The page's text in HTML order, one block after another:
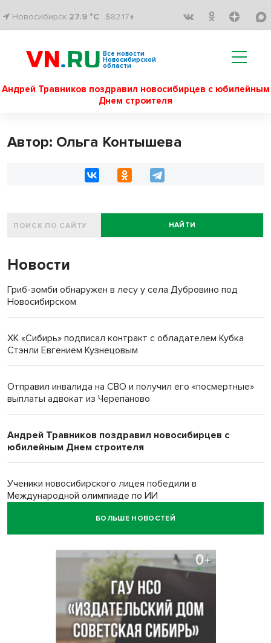
Новосибирск 27.9 °C $82.17↑
Все новости
Новосибирской
области
Андрей Травников поздравил новосибирцев с юбилейным
Днем строителя
Автор: Ольга Контышева
НАЙТИ
Новости
Гриб-зомби обнаружен в лесу у села Дубровино под
Новосибирском
ХК «Сибирь» подписал контракт с обладателем Кубка
Стэнли Евгением Кузнецовым
Отправил инвалида на СВО и получил его «посмертные»
выплаты адвокат из Черепаново
Андрей Травников поздравил новосибирцев с
юбилейным Днем строителя
Ученики новосибирского лицея победили в
Международной олимпиаде по ИИ
БОЛЬШЕ НОВОСТЕЙ